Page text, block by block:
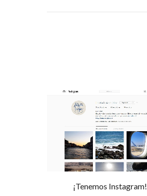
¡Tenemos Instagram!